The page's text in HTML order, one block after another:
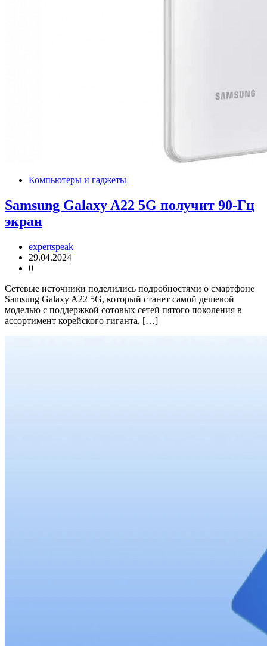
Компьютеры и гаджеты
Samsung Galaxy A22 5G получит 90-Гц
экран
expertspeak
29.04.2024
0
Сетевые источники поделились подробностями о смартфоне
Samsung Galaxy A22 5G, который станет самой дешевой
моделью с поддержкой сотовых сетей пятого поколения в
ассортимент корейского гиганта. […]